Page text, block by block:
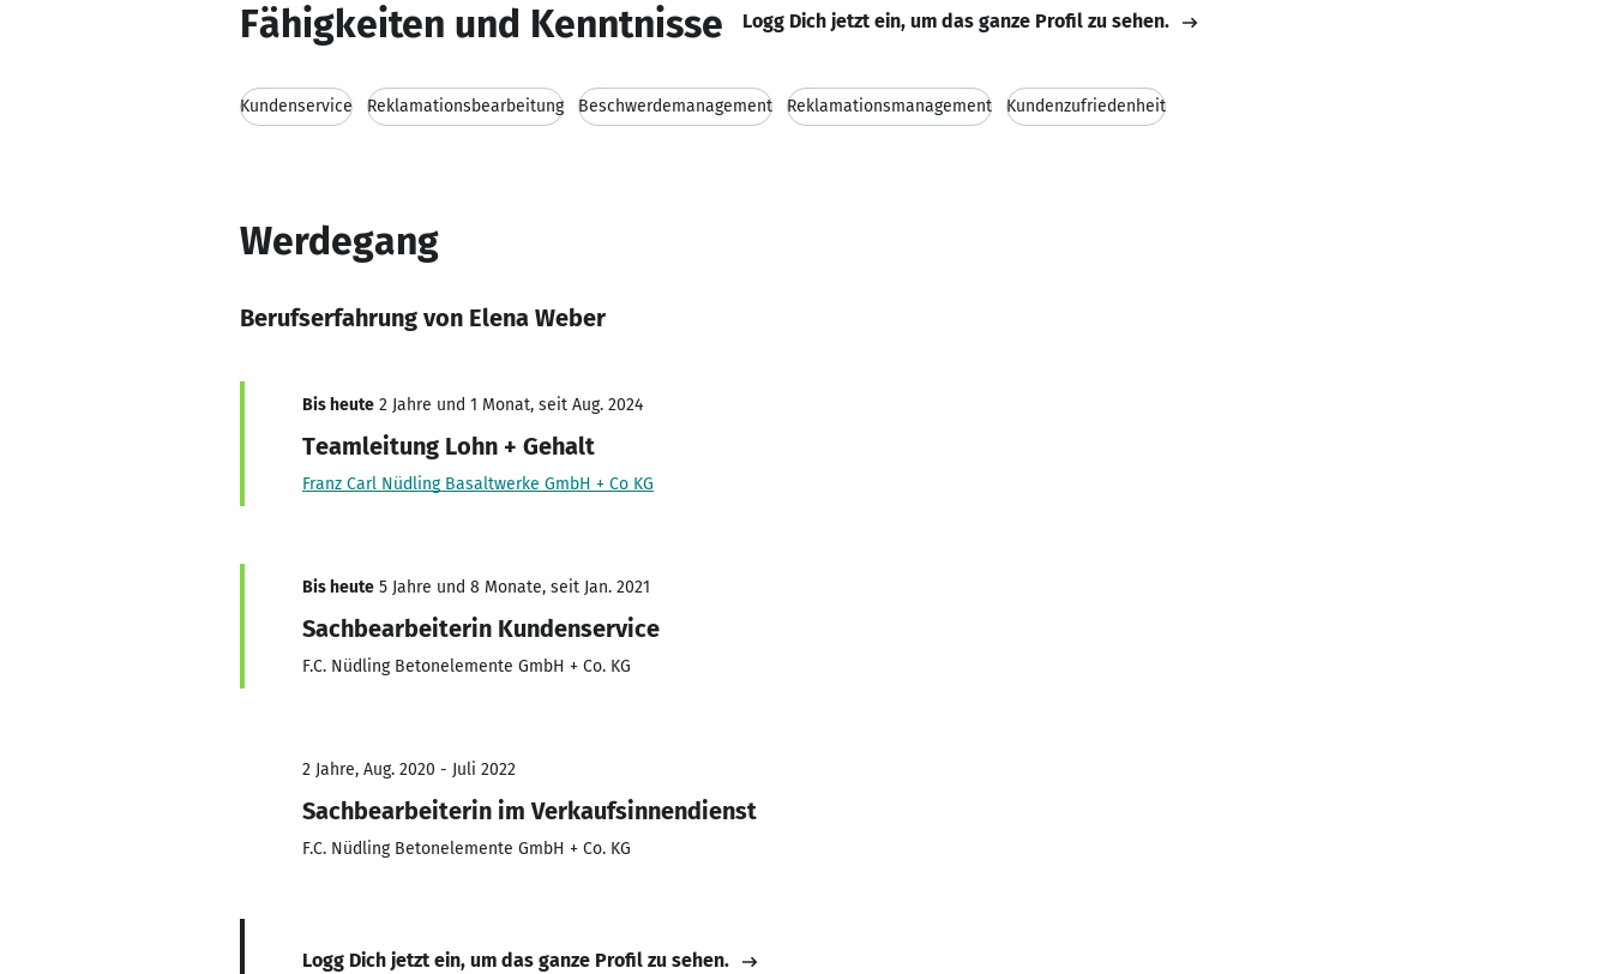
Fähigkeiten und Kenntnisse Logg Dich jetzt ein, um das ganze Profil zu sehen.
Kundenservice Reklamationsbearbeitung Beschwerdemanagement Reklamationsmanagement Kundenzufriedenheit
Werdegang
Berufserfahrung von Elena Weber
Bis heute 2 Jahre und 1 Monat, seit Aug. 2024
Teamleitung Lohn + Gehalt
Franz Carl Nüdling Basaltwerke GmbH + Co KG
Bis heute 5 Jahre und 8 Monate, seit Jan. 2021
Sachbearbeiterin Kundenservice
F.C. Nüdling Betonelemente GmbH + Co. KG
2 Jahre, Aug. 2020 - Juli 2022
Sachbearbeiterin im Verkaufsinnendienst
F.C. Nüdling Betonelemente GmbH + Co. KG
Logg Dich jetzt ein, um das ganze Profil zu sehen.